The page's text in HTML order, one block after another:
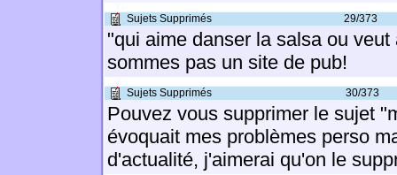
Sujets Supprimés 29/373
"qui aime danser la salsa ou
sommes pas un site de pub!
Sujets Supprimés 30/373
Pouvez vous supprimer le sujet
évoquait mes problèmes perso
d'actualité, j'aimerai qu'on le